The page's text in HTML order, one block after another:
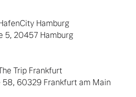
Hamburg
5, 20457 Hamburg
Trip Frankfurt
58, 60329 Frankfurt am Main